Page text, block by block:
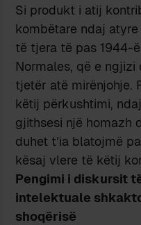
Si produkt i atij
kombëtare ndaj
të tjera të pas 1944-
Normales, që e ngjizi
tjetër atë mirënjohje.
këtij përkushtimi,
gjithsesi një homazh
duhet t’ia blatojmë
kësaj vlere të këtij
Pengimi i diskursit
intelektuale
shoqërisë